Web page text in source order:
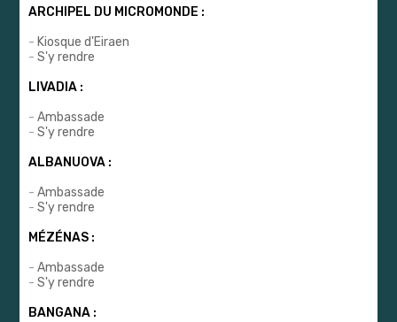
ARCHIPEL DU MICROMONDE :
- Kiosque d'Eiraen
-S'y rendre
LIVADIA :
-Ambassade
-S'y rendre
ALBANUOVA :
-Ambassade
-S'y rendre
MÉZÉNAS :
-Ambassade
-S'y rendre
BANGANA :